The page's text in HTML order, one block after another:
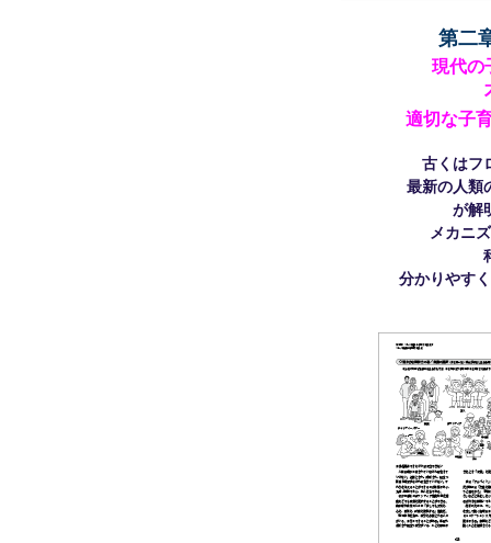
第二
現代の
適切な子
古くはフ
最新の人類
が解
メカニ
分かりやす